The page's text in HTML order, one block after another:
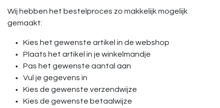
Wij hebben het bestelproces zo makkelijk mogelijk
gemaakt:
Kies het gewenste artikel in de webshop
Plaats het artikel in je winkelmandje
Pas het gewenste aantal aan
Vul je gegevens in
Kies de gewenste verzendwijze
Kies de gewenste betaalwijze